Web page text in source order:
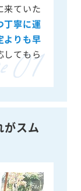
来ていた
丁寧に運
よりも早
してもら
がスム